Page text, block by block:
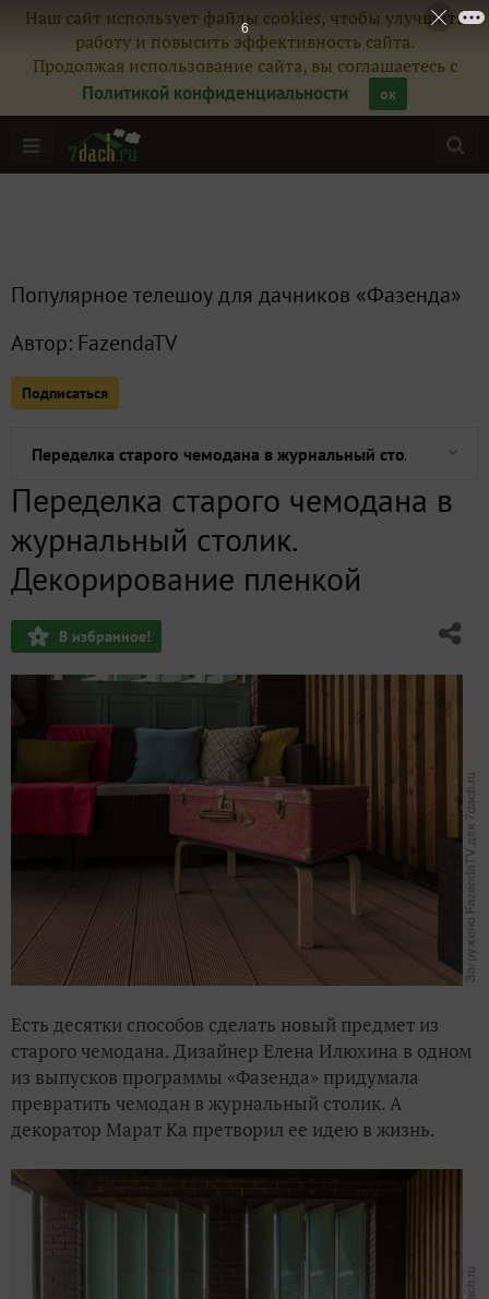
Наш сайт использует файлы cookies, чтобы улучшить
работу и повысить эффективность сайта.
Продолжая использование сайта, вы соглашаетесь с
Политикой конфиденциальности
ок
Популярное телешоу для дачников «Фазенда»
Автор: FazendaTV
Подписаться
Все публикации 4
Сейчас обсуждают
Переделка старого чемодана в журнальный столик.
Простой способ украсить дачные стены. Мастер-класс
Лесная мансарда. 5 дизайнерских находок в проекте
«Фазенда» за кадром. Как устанавливали погреб Тингард
Переделка старого чемодана в
журнальный столик.
Декорирование пленкой
В избранное!
Есть десятки способов сделать новый предмет из
старого чемодана. Дизайнер Елена Илюхина в одном
из выпусков программы «Фазенда» придумала
превратить чемодан в журнальный столик. А
декоратор Марат Ка претворил ее идею в жизнь.
5